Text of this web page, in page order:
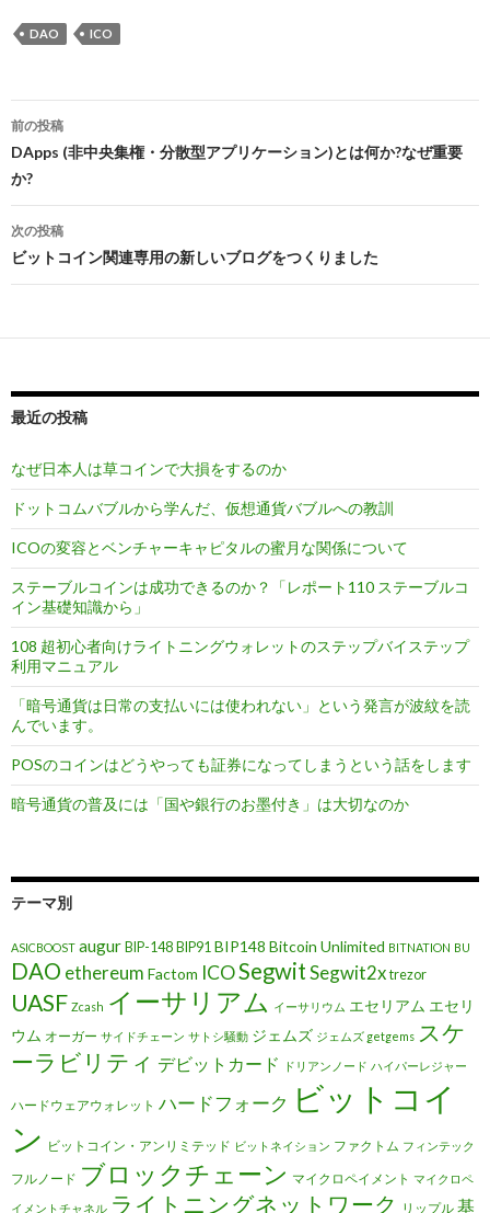
DAO ICO
投
稿
ナ
ビ
ー
シ
ョ
ン
前の投稿
DApps (非中央集権・分散型アプリケーション)とは何か?なぜ重要
か?
次の投稿
ビットコイン関連専用の新しいブログをつくりました
最近の投稿
なぜ日本人は草コインで大損をするのか
ドットコムバブルから学んだ、仮想通貨バブルへの教訓
ICOの変容とベンチャーキャピタルの蜜月な関係について
ステーブルコインは成功できるのか？「レポート110 ステーブルコ
イン基礎知識から」
108 超初心者向けライトニングウォレットのステップバイステップ
利用マニュアル
「暗号通貨は日常の支払いには使われない」という発言が波紋を読
んでいます。
POSのコインはどうやっても証券になってしまうという話をします
暗号通貨の普及には「国や銀行のお墨付き」は大切なのか
テーマ別
ASICBOOST augur BIP-148 BIP91 BIP148 Bitcoin Unlimited BITNATION BU
DAO ethereum Factom ICOSegwitSegwit2x trezor
UASF Zcash イーサリアム イーサリウム エセリアム エセリ
ウム オーガー サイドチェーン サトシ騒動 ジェムズ ジェムズ getgems スケ
ーラビリティ デビットカード ドリアンノード ハイパーレジャー
ハードウェアウォレット ハードフォーク ビットコイ
ン ビットコイン・アンリミテッド ビットネイション ファクトム フィンテック
フルノード ブロックチェーン マイクロペイメント マイクロペ
イメントチャネル ライトニングネットワーク リップル 基